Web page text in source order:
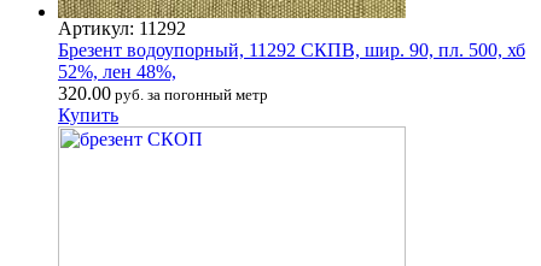
Артикул: 11292
Брезент водоупорный, 11292 СКПВ, шир. 90, пл. 500, хб
52%, лен 48%,
320.00 руб. за погонный метр
Купить